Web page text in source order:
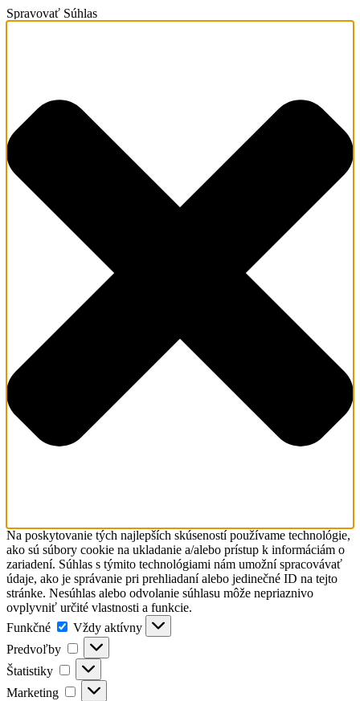
Spravovať Súhlas
Na poskytovanie tých najlepších skúseností používame technológie,
ako sú súbory cookie na ukladanie a/alebo prístup k informáciám o
zariadení. Súhlas s týmito technológiami nám umožní spracovávať
údaje, ako je správanie pri prehliadaní alebo jedinečné ID na tejto
stránke. Nesúhlas alebo odvolanie súhlasu môže nepriaznivo
ovplyvniť určité vlastnosti a funkcie.
Funkčné
Funkčné
Vždy aktívny
Predvoľby
Predvoľby
Štatistiky Štatistiky
Marketing Marketing